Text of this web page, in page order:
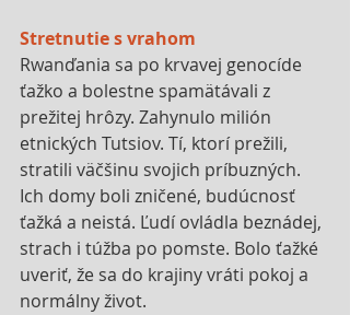
Stretnutie s vrahom
Rwanďania sa po krvavej genocíde
ťažko a bolestne spamätávali z
prežitej hrôzy. Zahynulo milión
etnických Tutsiov. Tí, ktorí prežili,
stratili väčšinu svojich príbuzných.
Ich domy boli zničené, budúcnosť
ťažká a neistá. Ľudí ovládla beznádej,
strach i túžba po pomste. Bolo ťažké
uveriť, že sa do krajiny vráti pokoj a
normálny život.